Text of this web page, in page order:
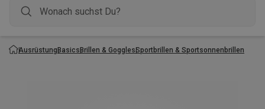
AusrüstungBasicsBrillen & GogglesSportbrillen & Sportsonnenbrillen